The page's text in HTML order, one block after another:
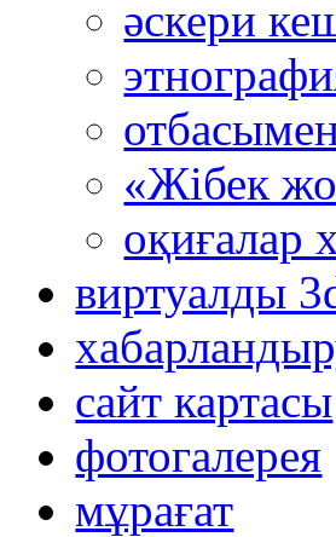
әскери
«Жібек
оқиғалар
виртуалды
сайт картасы
фотогалерея
мұрағат